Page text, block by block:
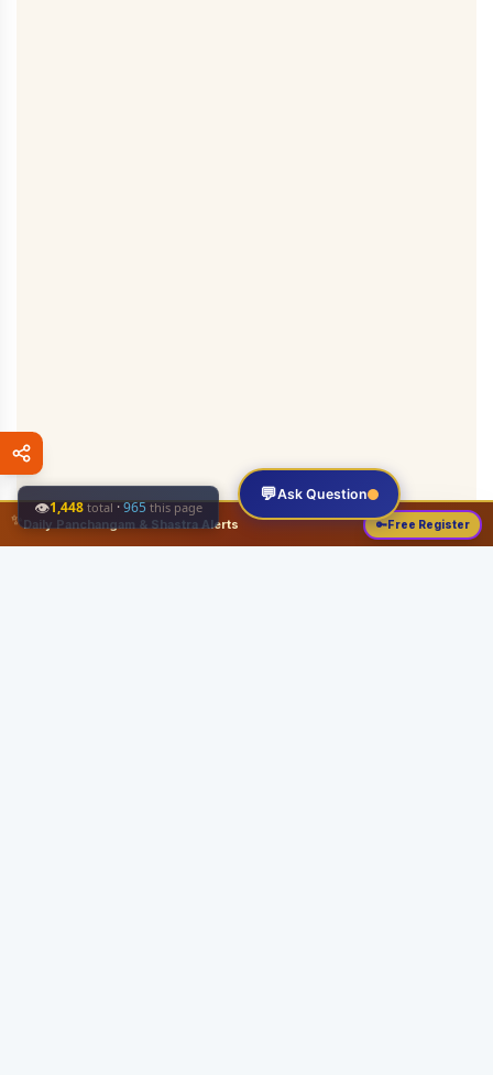
💬Ask Question
✨ Daily Panchangam & Shastra Alerts 🔑Free Register
👁1,448 total ·965 this page